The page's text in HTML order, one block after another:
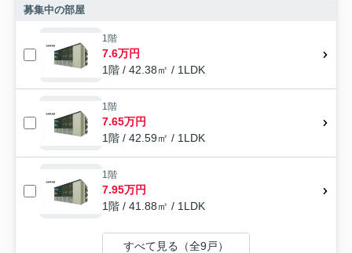
募集中の部屋
1階
7.6万円
1階 / 42.38㎡ / 1LDK
1階
7.65万円
1階 / 42.59㎡ / 1LDK
1階
7.95万円
1階 / 41.88㎡ / 1LDK
すべて見る（全9戸）